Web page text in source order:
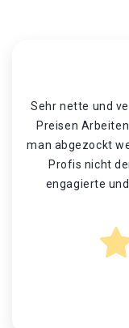
Sehr nette und
Preisen
man abgezockt
Profis nicht
engagierte